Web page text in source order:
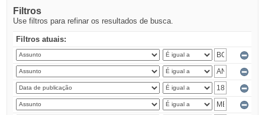
Filtros
Use filtros para refinar os resultados de busca.
Filtros atuais: